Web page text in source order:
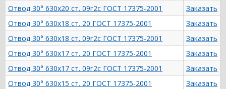
Отвод 30° 630х20 ст. 09г2с ГОСТ 17375-2001
Заказать
Отвод 30° 630х18 ст. 20 ГОСТ 17375-2001
Заказать
Отвод 30° 630х18 ст. 09г2с ГОСТ 17375-2001
Заказать
Отвод 30° 630х17 ст. 20 ГОСТ 17375-2001
Заказать
Отвод 30° 630х17 ст. 09г2с ГОСТ 17375-2001
Заказать
Отвод 30° 630х15 ст. 20 ГОСТ 17375-2001
Заказать